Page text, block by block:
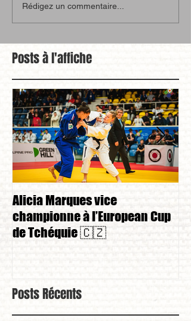
Rédigez un commentaire...
Posts à l'affiche
Alicia Marques vice
championne à l’European Cup
de Tchéquie 🇨🇿
Posts Récents